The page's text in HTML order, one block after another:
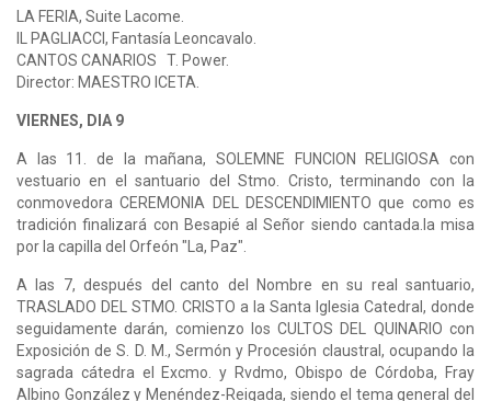
LA FERIA, Suite Lacome.
IL PAGLIACCI, Fantasía Leoncavalo.
CANTOS CANARIOS T. Power.
Director: MAESTRO ICETA.
VIERNES, DIA 9
A las 11. de la mañana, SOLEMNE FUNCION RELIGIOSA con
vestuario en el santuario del Stmo. Cristo, terminando con la
conmovedora CEREMONIA DEL DESCENDIMIENTO que como es
tradición finalizará con Besapié al Señor siendo cantada.la misa
por la capilla del Orfeón "La, Paz".
A las 7, después del canto del Nombre en su real santuario,
TRASLADO DEL STMO. CRISTO a la Santa Iglesia Catedral, donde
seguidamente darán, comienzo los CULTOS DEL QUINARIO con
Exposición de S. D. M., Sermón y Procesión claustral, ocupando la
sagrada cátedra el Excmo. y Rvdmo, Obispo de Córdoba, Fray
Albino González y Menéndez-Reigada, siendo el tema general del